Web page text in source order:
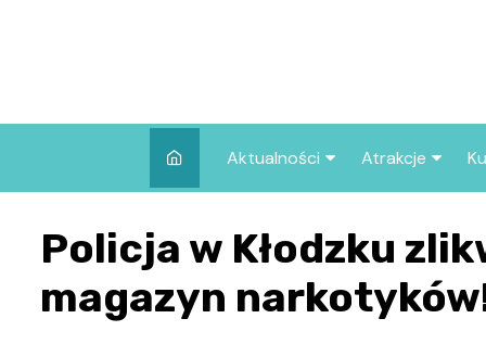
Aktualności
Wszystkie wpisy
Atrakcje
we Wrocławiu
Co warto
Wrocławiu?
Policja w Kłodzku
magazyn